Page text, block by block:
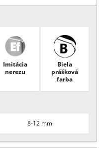
15 mm, nemeckou
otočnú osku, hrúbka skla:
Imitácia
nerezu
farba